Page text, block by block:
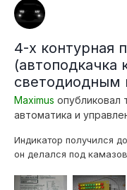
4-х контурная
светодиодным
Maximus опубликовал
автоматика и
Индикатор получился
он делался под
(реостатного или